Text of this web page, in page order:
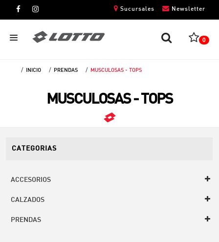
Newsletter
Sucursales
0
INICIO PRENDAS MUSCULOSAS - TOPS
MUSCULOSAS - TOPS
CATEGORIAS
ACCESORIOS
CALZADOS
PRENDAS